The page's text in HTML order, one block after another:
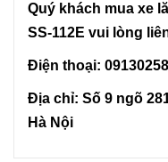
Quý khách mua xe
SS-112E vui lòng
Điện thoại:
Địa chỉ: Số 9 ngõ
Hà Nội